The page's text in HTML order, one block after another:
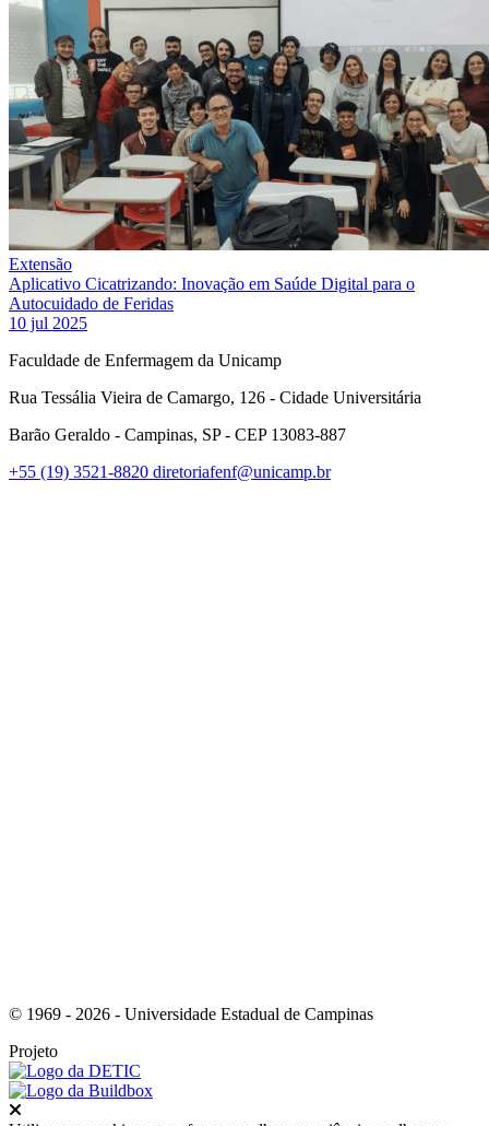
Extensão
Aplicativo Cicatrizando: Inovação em Saúde Digital para o
Autocuidado de Feridas
10 jul 2025
Faculdade de Enfermagem da Unicamp
Rua Tessália Vieira de Camargo, 126 - Cidade Universitária
Barão Geraldo - Campinas, SP - CEP 13083-887
+55 (19) 3521-8820 diretoriafenf@unicamp.br
© 1969 - 2026 - Universidade Estadual de Campinas
Projeto